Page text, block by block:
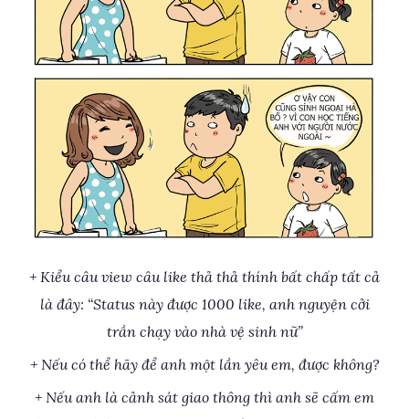
+ Kiểu câu view câu like thả thả thính bất chấp tất cả
là đây: “Status này được 1000 like, anh nguyện cởi
trần chạy vào nhà vệ sinh nữ”
+ Nếu có thể hãy để anh một lần yêu em, được không?
+ Nếu anh là cảnh sát giao thông thì anh sẽ cấm em